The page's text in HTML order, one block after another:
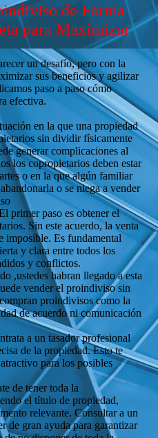
de Forma
para Maximizar
un desafío, pero con la
sus beneficios y agilizar
paso a paso cómo
efectiva.
en la que una propiedad
sin dividir físicamente
generar complicaciones al
los copropietarios deben estar
o en la que algún familiar
o se niega a vender
primer paso es obtener el
Sin este acuerdo, la venta
imposible. Es fundamental
y clara entre todos los
y conflictos.
,ustedes habran llegado a esta
vender el proindiviso sin
proindivisos como la
de acuerdo ni comunicación
a un tasador profesional
de la propiedad. Esto te
para los posibles
de tener toda la
el título de propiedad,
relevante. Consultar a un
de gran ayuda para garantizar